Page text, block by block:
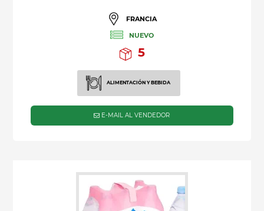
FRANCIA
NUEVO
5
ALIMENTACIÓN Y BEBIDA
E-MAIL AL VENDEDOR